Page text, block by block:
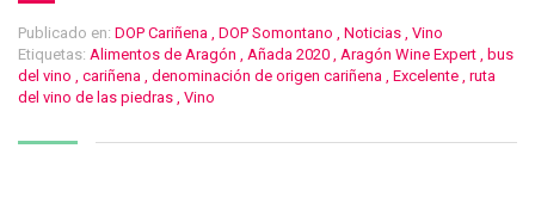
Publicado en: DOP Cariñena , DOP Somontano , Noticias , Vino
Etiquetas: Alimentos de Aragón , Añada 2020 , Aragón Wine Expert , bus
del vino , cariñena , denominación de origen cariñena , Excelente , ruta
del vino de las piedras , Vino